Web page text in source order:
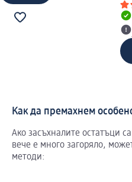
Как да премахнем
Ако засъхналите остатъци
вече е много загоряло,
методи: